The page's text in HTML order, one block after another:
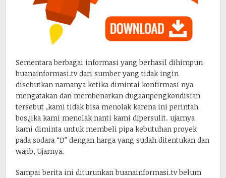
Sementara berbagai informasi yang berhasil dihimpun
buanainformasi.tv dari sumber yang tidak ingin
disebutkan namanya ketika dimintai konfirmasi nya
mengatakan dan membenarkan dugaanpengkondisian
tersebut ,kami tidak bisa menolak karena ini perintah
bos,jika kami menolak nanti kami dipersulit. ujarnya
kami diminta untuk membeli pipa kebutuhan proyek
pada sodara “D” dengan harga yang sudah ditentukan dan
wajib, Ujarnya.
Sampai berita ini diturunkan buanainformasi.tv belum